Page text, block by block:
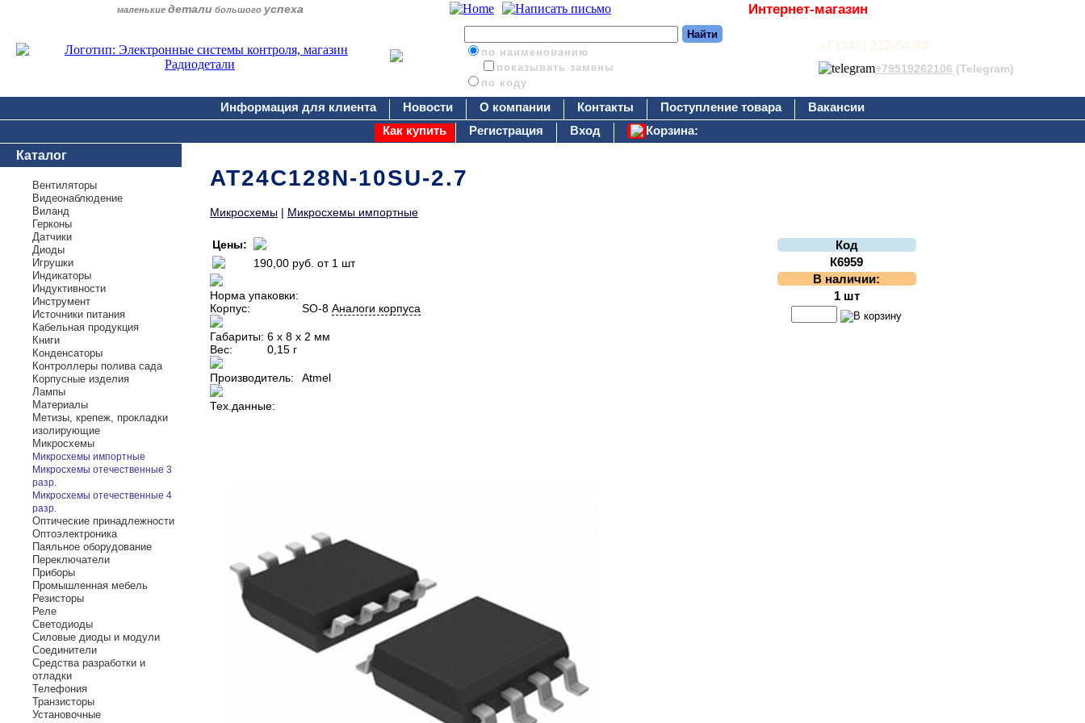
маленькие детали большого успеха Интернет-магазин
по наименованию
показывать замены
по коду
+7 (342) 212-54-00
+79519262106 (Telegram)
Информация для клиента Новости О компании Контакты Поступление товара
Вакансии
Как купить
Регистрация Вход
Корзина:
Каталог
Вентиляторы
Видеонаблюдение
Виланд
Герконы
Датчики
Диоды
Игрушки
Индикаторы
Индуктивности
Инструмент
Источники питания
Кабельная продукция
Книги
Конденсаторы
Контроллеры полива сада
Корпусные изделия
Лампы
Материалы
Метизы, крепеж, прокладки
изолирующие
Микросхемы
Микросхемы импортные
Микросхемы отечественные 3
разр.
Микросхемы отечественные 4
разр.
Оптические принадлежности
Оптоэлектроника
Паяльное оборудование
Переключатели
Приборы
Промышленная мебель
Резисторы
Реле
Светодиоды
Силовые диоды и модули
Соединители
Средства разработки и
отладки
Телефония
Транзисторы
Установочные
AT24C128N-10SU-2.7
Микросхемы | Микросхемы импортные
Цены:
190,00 руб. от 1 шт
Норма упаковки:
Корпус:
SO-8 Аналоги корпуса
Габариты: 6 х 8 х 2 мм
Вес:
0,15 г
Производитель: Atmel
Тех.данные:
Код
К6959
В наличии:
1 шт